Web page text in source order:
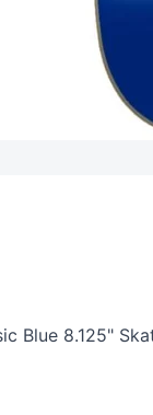
Blue 8.125"